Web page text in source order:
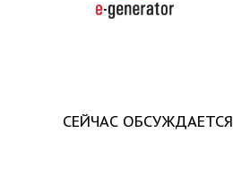
СЕЙЧАС ОБСУЖДАЕТСЯ